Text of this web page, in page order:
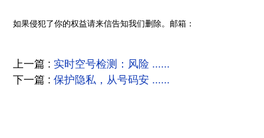
如果侵犯了你的权益请来信告知我们删除。邮箱：
上一篇 : 实时空号检测：风险 ......
下一篇 :保护隐私，从号码安 ......